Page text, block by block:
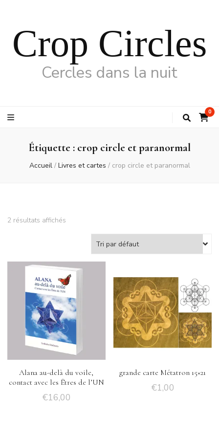
Crop Circles
Cercles dans la nuit
0
Étiquette : crop circle et paranormal
Accueil / Livres et cartes / crop circle et paranormal
2 résultats affichés
Alana au-delà du voile,
contact avec les Êtres de l’UN
€16,00
grande carte Métatron 15×21
€1,00